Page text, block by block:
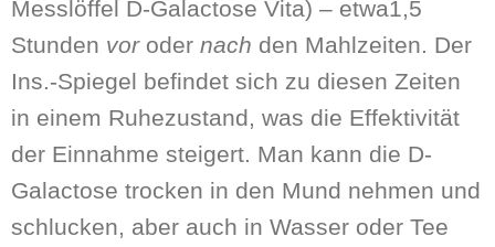
Messlöffel D-Galactose Vita) – etwa1,5
Stunden vor oder nach den Mahlzeiten. Der
Ins.-Spiegel befindet sich zu diesen Zeiten
in einem Ruhezustand, was die Effektivität
der Einnahme steigert. Man kann die D-
Galactose trocken in den Mund nehmen und
schlucken, aber auch in Wasser oder Tee